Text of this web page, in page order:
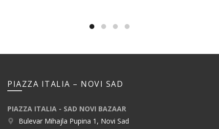
PIAZZA ITALIA – NOVI SAD
PIAZZA ITALIA - SAD NOVI BAZAAR
Bulevar Mihajla Pupina 1, Novi Sad